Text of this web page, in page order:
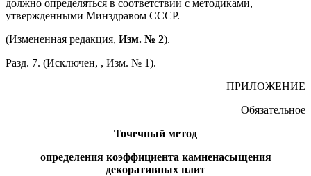
должно определяться в соответствии с методиками,
утвержденными Минздравом СССР.
(Измененная редакция, Изм. № 2).
Разд. 7. (Исключен, , Изм. № 1).
ПРИЛОЖЕНИЕ
Обязательное
Точечный метод
определения коэффициента камненасыщения
декоративных плит